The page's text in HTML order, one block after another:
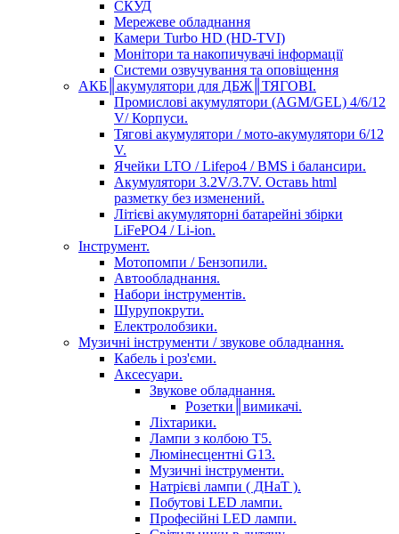
СКУД
Мережеве обладнання
Камери Turbo HD (HD-TVI)
Монітори та накопичувачі інформації
Системи озвучування та оповіщення
АКБ║акумулятори для ДБЖ║ТЯГОВІ.
Промислові акумулятори (AGM/GEL) 4/6/12
V/ Корпуси.
Тягові акумулятори / мото-акумулятори 6/12
V.
Ячейки LTO / Lifepo4 / BMS і балансири.
Акумулятори 3.2V/3.7V. Оставь html
разметку без изменений.
Літієві акумуляторні батарейні збірки
LiFePO4 / Li-ion.
Інструмент.
Мотопомпи / Бензопили.
Автообладнання.
Набори інструментів.
Шурупокрути.
Електролобзики.
Музичні інструменти / звукове обладнання.
Кабель і роз'єми.
Аксесуари.
Звукове обладнання.
Розетки║вимикачі.
Ліхтарики.
Лампи з колбою Т5.
Люмінесцентні G13.
Музичні інструменти.
Натрієві лампи ( ДНаТ ).
Побутові LED лампи.
Професійні LED лампи.